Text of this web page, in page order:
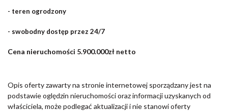
- teren ogrodzony
- swobodny dostęp przez 24/7
Cena nieruchomości 5.900.000zł netto
Opis oferty zawarty na stronie internetowej sporządzany jest na
podstawie oględzin nieruchomości oraz informacji uzyskanych od
właściciela, może podlegać aktualizacji i nie stanowi oferty